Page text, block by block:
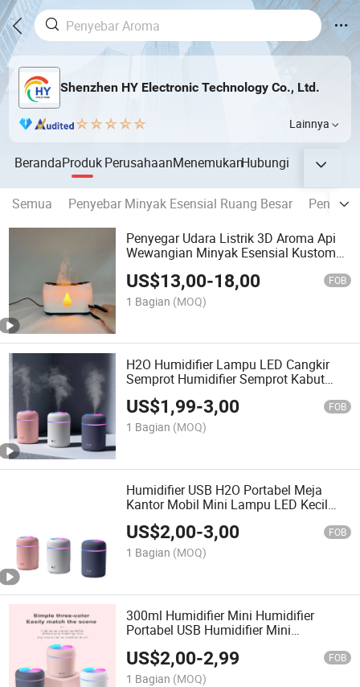
Shenzhen HY Electronic Technology Co., Ltd.
Lainnya
BerandaProdukPerusahaanMenemukanHubungi
Semua Penyebar Minyak Esensial Ruang Besar
Penyegar Udara Listrik 3D Aroma Api
Wewangian Minyak Esensial Kustom
US$13,00-18,00 FOB
1 Bagian (MOQ)
H2O Humidifier Lampu LED Cangkir
Semprot Humidifier Semprot Kabut
Mobil Udara Humidifier
US$1,99-3,00 FOB
1 Bagian (MOQ)
Humidifier USB H2O Portabel Meja
Kantor Mobil Mini Lampu LED Kecil
H2O Diffuser Humidifier untuk Kamar
Tidur
US$2,00-3,00 FOB
1 Bagian (MOQ)
300ml Humidifier Mini Humidifier
Portabel USB Humidifier Mini
Dapat Disesuaikan Air Mini Humidifier
Udara
US$2,00-2,99 FOB
1 Bagian (MOQ)